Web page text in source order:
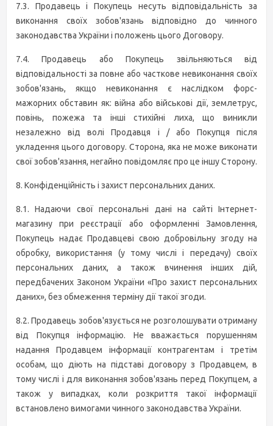
7.3. Продавець і Покупець несуть відповідальність за
виконання своїх зобов'язань відповідно до чинного
законодавства України і положень цього Договору.
7.4. Продавець або Покупець звільняються від
відповідальності за повне або часткове невиконання своїх
зобов'язань, якщо невиконання є наслідком форс-
мажорних обставин як: війна або військові дії, землетрус,
повінь, пожежа та інші стихійні лиха, що виникли
незалежно від волі Продавця і / або Покупця після
укладення цього договору. Сторона, яка не може виконати
свої зобов'язання, негайно повідомляє про це іншу Сторону.
8. Конфіденційність і захист персональних даних.
8.1. Надаючи свої персональні дані на сайті Інтернет-
магазину при реєстрації або оформленні Замовлення,
Покупець надає Продавцеві свою добровільну згоду на
обробку, використання (у тому числі і передачу) своїх
персональних даних, а також вчинення інших дій,
передбачених Законом України «Про захист персональних
даних», без обмеження терміну дії такої згоди.
8.2. Продавець зобов'язується не розголошувати отриману
від Покупця інформацію. Не вважається порушенням
надання Продавцем інформації контрагентам і третім
особам, що діють на підставі договору з Продавцем, в
тому числі і для виконання зобов'язань перед Покупцем, а
також у випадках, коли розкриття такої інформації
встановлено вимогами чинного законодавства України.